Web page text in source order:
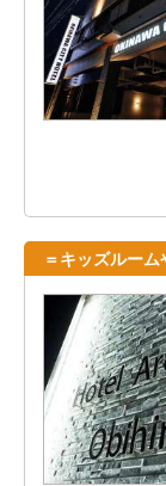
＝キッズルー